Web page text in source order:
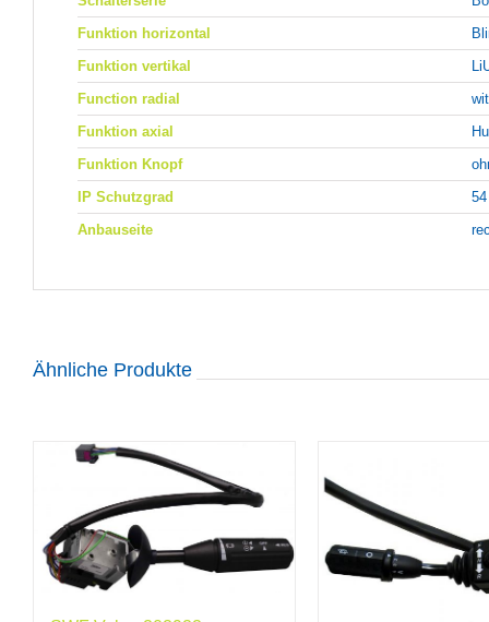
Funktion horizontal
Funktion vertikal
Function radial
Funktion axial
Funktion Knopf
IP Schutzgrad
54
Anbauseite
Ähnliche Produkte